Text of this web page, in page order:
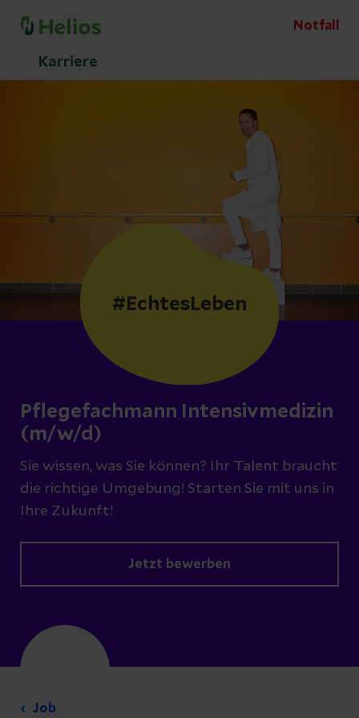
Notfall
Karriere
Pflegefachmann Intensivmedizin
(m/w/d)
Sie wissen, was Sie können? Ihr Talent braucht
die richtige Umgebung! Starten Sie mit uns in
Ihre Zukunft!
Jetzt bewerben
#EchtesLeben
Job